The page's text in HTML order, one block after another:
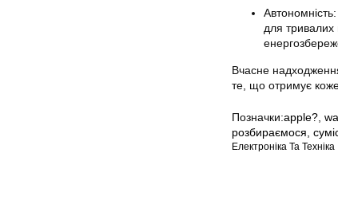
для тривалих
Вчасне
те, що отримує
Позначки:apple?
розбираємося
Електроніка Та Техніка